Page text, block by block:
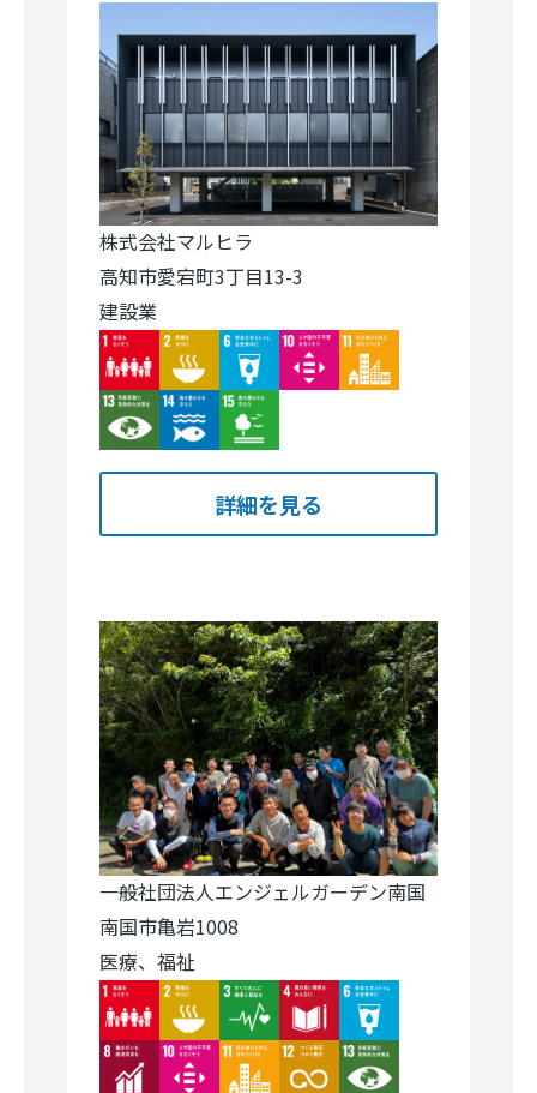
株式会社マルヒラ
高知市愛宕町3丁目13-3
建設業
Image
Image Image Image Image
Image Image Image
詳細を見る
一般社団法人エンジェルガーデン南国
南国市亀岩1008
医療、福祉
Image
Image Image Image Image
Image Image Image Image Image